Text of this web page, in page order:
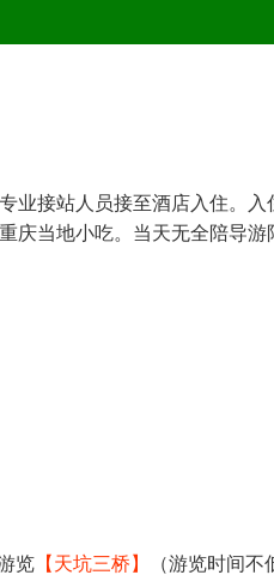
业接站人员接至酒店入住。
庆当地小吃。当天无全陪导
览 【天坑三桥】
（游览时间